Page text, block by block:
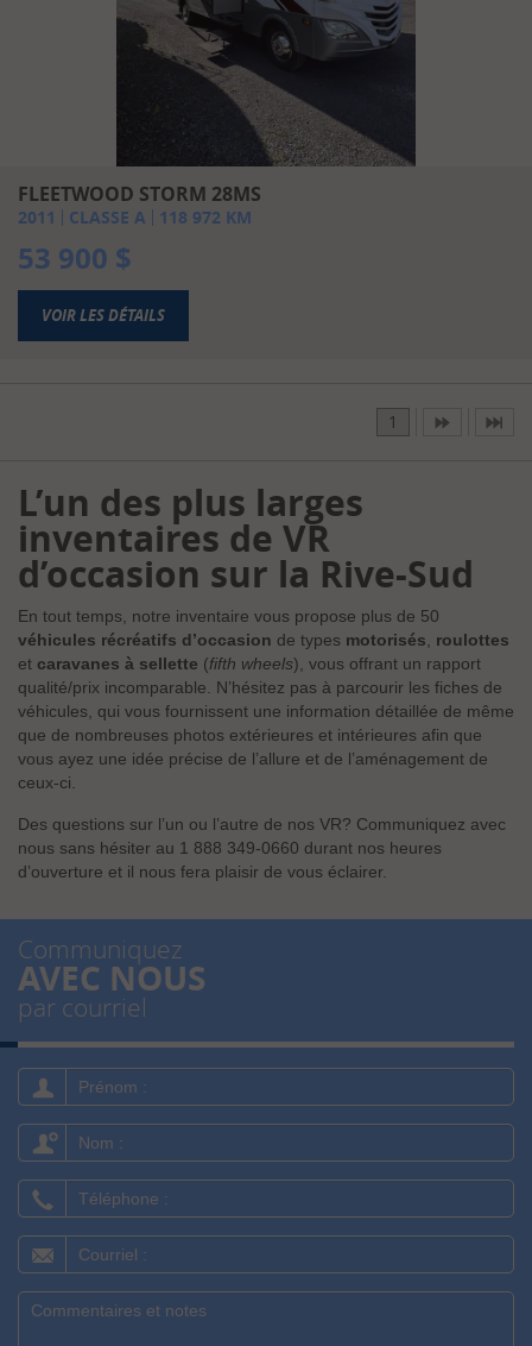
FLEETWOOD STORM 28MS
2011 CLASSE A 118 972 KM
53 900 $
VOIR LES DÉTAILS
1
L’un des plus larges
inventaires de VR
d’occasion sur la Rive-Sud
En tout temps, notre inventaire vous propose plus de 50
véhicules récréatifs d’occasion de types motorisés
roulottes
et caravanes à sellette (fifth wheels), vous offrant un rapport
qualité/prix incomparable. N’hésitez pas à parcourir les fiches de
véhicules, qui vous fournissent une information détaillée de même
que de nombreuses photos extérieures et intérieures afin que
vous ayez une idée précise de l’allure et de l’aménagement de
ceux-ci.
Des questions sur l’un ou l’autre de nos VR? Communiquez avec
nous sans hésiter au 1 888 349-0660 durant nos heures
d’ouverture et il nous fera plaisir de vous éclairer.
Communiquez
AVEC NOUS
par courriel
Prénom
Nom
Téléphone
Courriel
Message